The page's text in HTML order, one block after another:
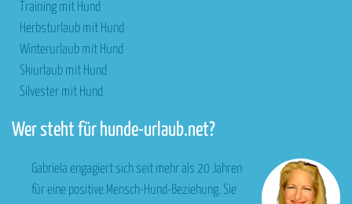
Training mit Hund
Herbsturlaub mit Hund
Winterurlaub mit Hund
Skiurlaub mit Hund
Silvester mit Hund
Wer steht für hunde-urlaub.net?
Gabriela engagiert sich seit mehr als 20 Jahren
für eine positive Mensch-Hund-Beziehung. Sie